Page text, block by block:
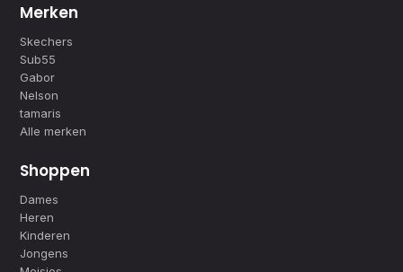
Merken
Skechers
Sub55
Gabor
Nelson
tamaris
Alle merken
Shoppen
Dames
Heren
Kinderen
Jongens